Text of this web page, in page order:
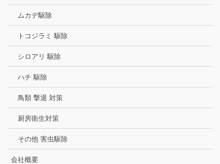
ムカデ駆除
トコジラミ 駆除
シロアリ 駆除
ハチ 駆除
鳥類 撃退 対策
厨房衛生対策
その他 害虫駆除
会社概要